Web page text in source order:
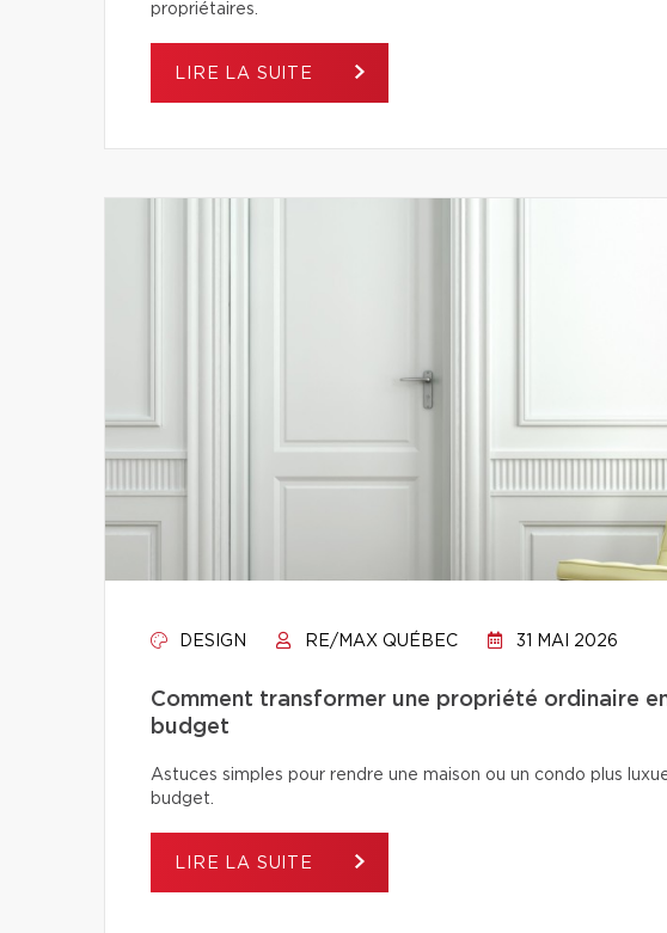
propriétaires.
LIRE LA SUITE
DESIGN RE/MAX QUÉBEC 31 MAI 2026
Comment transformer une propriété ordinaire
budget
Astuces simples pour rendre une maison ou un condo plus
budget.
LIRE LA SUITE